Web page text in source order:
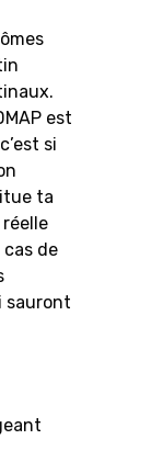
est
si
ta
de
sauront